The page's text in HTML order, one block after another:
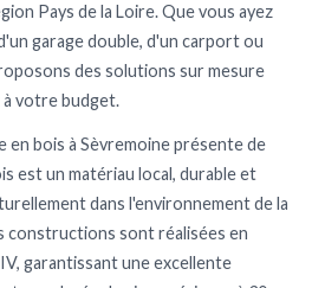
Pays de la Loire. Que vous ayez
garage double, d'un carport ou
des solutions sur mesure
votre budget.
en bois à Sèvremoine présente de
est un matériau local, durable et
dans l'environnement de la
constructions sont réalisées en
garantissant une excellente